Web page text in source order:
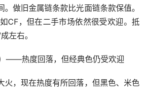
做旧金属链条款比光面链条款保值。
CF，但在二手市场依然很受欢迎。抵
左右。
——热度回落，但经典色仍受欢迎
火，现在热度有所回落，但黑色、米色